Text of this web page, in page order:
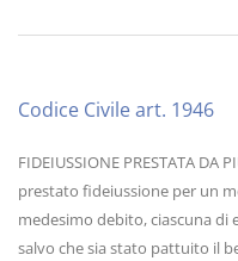
Codice Civile art. 1946
FIDEIUSSIONE PRESTATA DA
prestato fideiussione per un
medesimo debito, ciascuna di
salvo che sia stato pattuito il